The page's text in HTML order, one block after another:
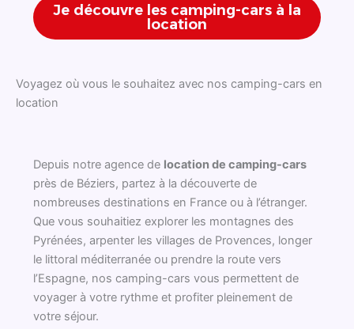
Je découvre les camping-cars à la
location
Voyagez où vous le souhaitez avec nos camping-cars en
location
Depuis notre agence de location de camping-cars
près de Béziers, partez à la découverte de
nombreuses destinations en France ou à l’étranger.
Que vous souhaitiez explorer les montagnes des
Pyrénées, arpenter les villages de Provences, longer
le littoral méditerranée ou prendre la route vers
l’Espagne, nos camping-cars vous permettent de
voyager à votre rythme et profiter pleinement de
votre séjour.